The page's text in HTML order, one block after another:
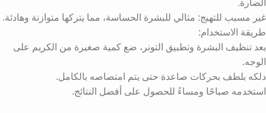
الضارة.
غير مسبب للتهيج: مثالي للبشرة الحساسة، مما يتركها متوازنة وهادئة.
طريقة الاستخدام:
بعد تنظيف البشرة وتطبيق التونر، ضع كمية صغيرة من الكريم على
الوجه.
دلكه بلطف بحركات صاعدة حتى يتم امتصاصه بالكامل.
استخدمه صباحًا ومساءً للحصول على أفضل النتائج.